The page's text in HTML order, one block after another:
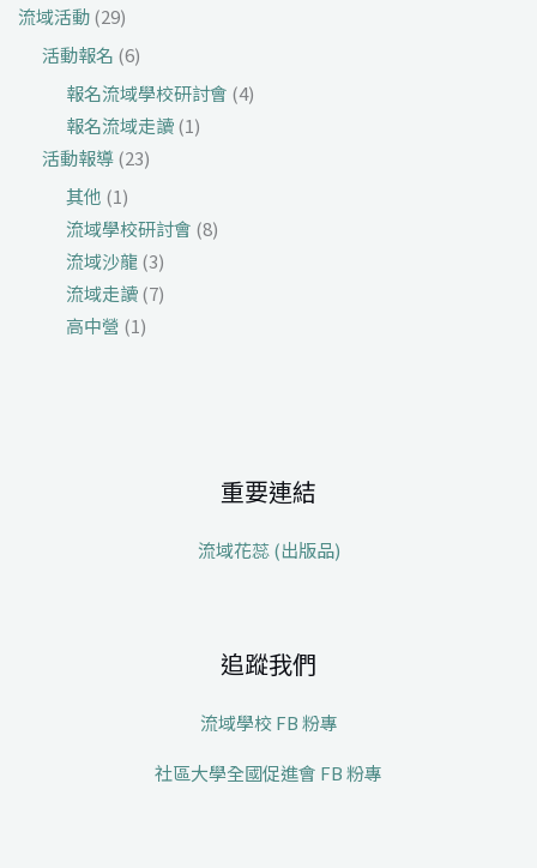
流域活動(29)
活動報名 (6)
報名流域學校研討會 (4)
報名流域走讀(1)
活動報導(23)
其他 (1)
流域學校研討會 (8)
流域沙龍(3)
流域走讀(7)
高中營 (1)
重要連結
流域花蕊 (出版品)
追蹤我們
流域學校 FB 粉專
社區大學全國促進會 FB 粉專